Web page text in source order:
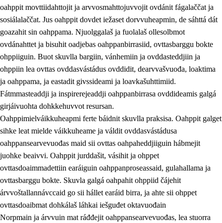
3. Skuvlla praksisa prinsihpat
Fátmmasteaddji oahppanbiras
3.2 Oahpaheapmi ja heivehuvvon oahpahus
3.3 Ovttasbargu ruovttu ja skuvlla gaskka
3.4 Oahpahus oahppofitnodagas ja bargoeallimis
3.5 Profešuvdnasearvevuohta ja skuvlaovdáneapmi
oahppit movttiidahttojit ja arvvosmahttojuvvojit ovdánit fágalaččat ja
sosiálalaččat. Jus oahppit dovdet iežaset dorvvuheapmin, de sáhttá dát
goazahit sin oahppama. Njuolggalaš ja fuolalaš ollesolbmot
ovdánahttet ja bisuhit oadjebas oahppanbirrasiid, ovttasbarggu bokte
ohppiiguin. Buot skuvlla bargiin, vánhemiin ja ovddasteddjiin ja
ohppiin lea ovttas ovddasvástádus ovddidit, dearvvašvuođa, loaktima
ja oahppama, ja eastadit givssideami ja loavkašuhttimiid.
Fátmmasteaddji ja inspirerejeaddji oahppanbirrasa ovddideamis galgá
girjáivuohta dohkkehuvvot resursan.
Oahppimielváikkuheapmi ferte báidnit skuvlla praksisa. Oahppit galget
sihke leat mielde váikkuheame ja váldit ovddasvástádusa
oahppansearvevuođas maid sii ovttas oahpaheddjiiguin hábmejit
juohke beaivvi. Oahppit jurddašit, vásihit ja ohppet
ovttasdoaimmadettiin earáiguin oahppanproseassaid, gulahallama ja
ovttasbarggu bokte. Skuvla galgá oahpahit ohppiid čájehit
árvvoštallannávccaid go sii hállet earáid birra, ja ahte sii ohppet
ovttasdoaibmat dohkálaš láhkai iešguđet oktavuođain
Norpmain ja árvvuin mat ráđđejit oahppansearvevuođas, lea stuorra